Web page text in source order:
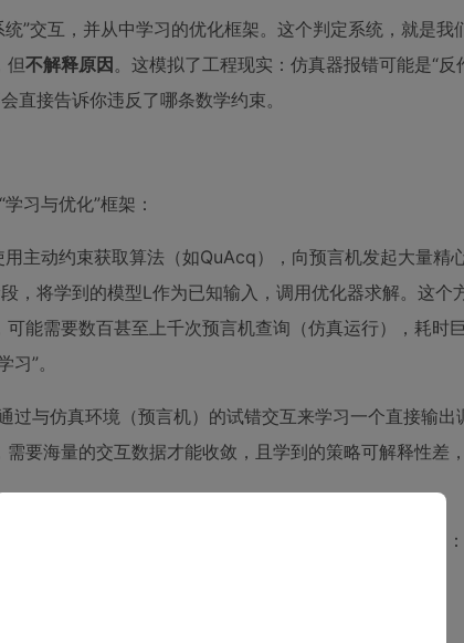
”交互，并从中学习的优化框架。这个判定系统，就是我
但不解释原因 。这模拟了工程现实：仿真器报错可能是“反
直接告诉你违反了哪条数学约束。
习与优化”框架：
用主动约束获取算法（如QuAcq），向预言机发起大量精
，将学到的模型L作为已知输入，调用优化器求解。这个
能需要数百甚至上千次预言机查询（仿真运行），耗时
”。
过与仿真环境（预言机）的试错交互来学习一个直接输出
需要海量的交互数据才能收敛，且学到的策略可解释性差
思想是 ，而非顺序进行。算法在每一轮迭代中：
，得到一个当前“看起来最好”的调度方案。